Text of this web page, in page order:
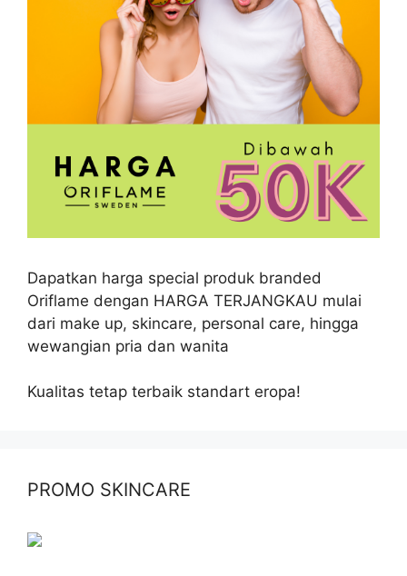
Dapatkan harga special produk branded
Oriflame dengan HARGA TERJANGKAU mulai
dari make up, skincare, personal care, hingga
wewangian pria dan wanita
Kualitas tetap terbaik standart eropa!
PROMO SKINCARE